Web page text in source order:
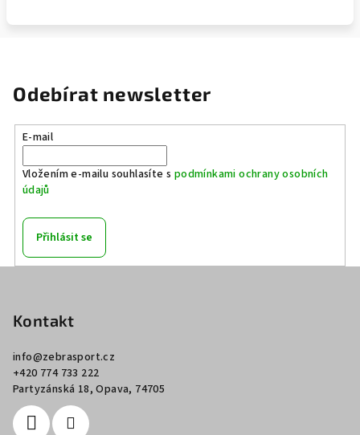
Odebírat newsletter
E-mail
Vložením e-mailu souhlasíte s podmínkami ochrany osobních
údajů
Přihlásit se
Kontakt
info@zebrasport.cz
+420 774 733 222
Partyzánská 18, Opava, 74705